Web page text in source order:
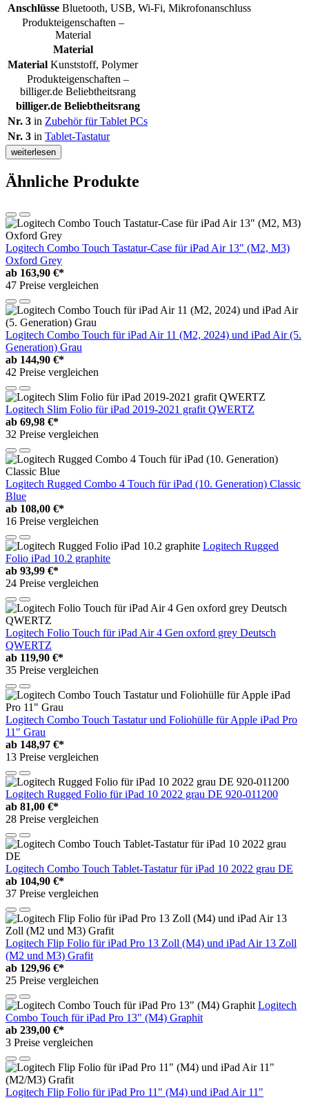
Anschlüsse Bluetooth, USB, Wi-Fi, Mikrofonanschluss
Produkteigenschaften –
Material
Material
Material Kunststoff, Polymer
Produkteigenschaften –
billiger.de Beliebtheitsrang
billiger.de Beliebtheitsrang
Nr. 3 in Zubehör für Tablet PCs
Nr. 3 in Tablet-Tastatur
weiterlesen
Ähnliche Produkte
Logitech Combo Touch Tastatur-Case für iPad Air 13" (M2, M3)
Oxford Grey
ab 163,90 €*
47 Preise vergleichen
Logitech Combo Touch für iPad Air 11 (M2, 2024) und iPad Air (5.
Generation) Grau
ab 144,90 €*
42 Preise vergleichen
Logitech Slim Folio für iPad 2019-2021 grafit QWERTZ
ab 69,98 €*
32 Preise vergleichen
Logitech Rugged Combo 4 Touch für iPad (10. Generation) Classic
Blue
ab 108,00 €*
16 Preise vergleichen
Logitech Rugged
Folio iPad 10.2 graphite
ab 93,99 €*
24 Preise vergleichen
Logitech Folio Touch für iPad Air 4 Gen oxford grey Deutsch
QWERTZ
ab 119,90 €*
35 Preise vergleichen
Logitech Combo Touch Tastatur und Foliohülle für Apple iPad Pro
11" Grau
ab 148,97 €*
13 Preise vergleichen
Logitech Rugged Folio für iPad 10 2022 grau DE 920-011200
ab 81,00 €*
28 Preise vergleichen
Logitech Combo Touch Tablet-Tastatur für iPad 10 2022 grau DE
ab 104,90 €*
37 Preise vergleichen
Logitech Flip Folio für iPad Pro 13 Zoll (M4) und iPad Air 13 Zoll
(M2 und M3) Grafit
ab 129,96 €*
25 Preise vergleichen
Logitech
Combo Touch für iPad Pro 13" (M4) Graphit
ab 239,00 €*
3 Preise vergleichen
Logitech Flip Folio für iPad Pro 11" (M4) und iPad Air 11"